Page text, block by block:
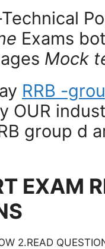
Exams
Mock
RRB -
OUR
group d
EXAM
2.READ